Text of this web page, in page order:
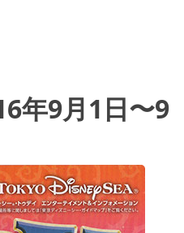
年9月1日〜9